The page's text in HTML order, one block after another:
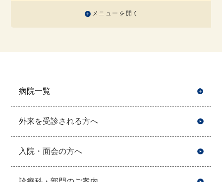
メニューを開く
病院一覧
外来を受診される方へ
入院・面会の方へ